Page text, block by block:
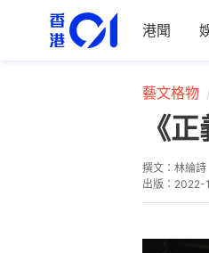
港聞
藝文格物
《
撰文： 林綸詩
出版： 2022-